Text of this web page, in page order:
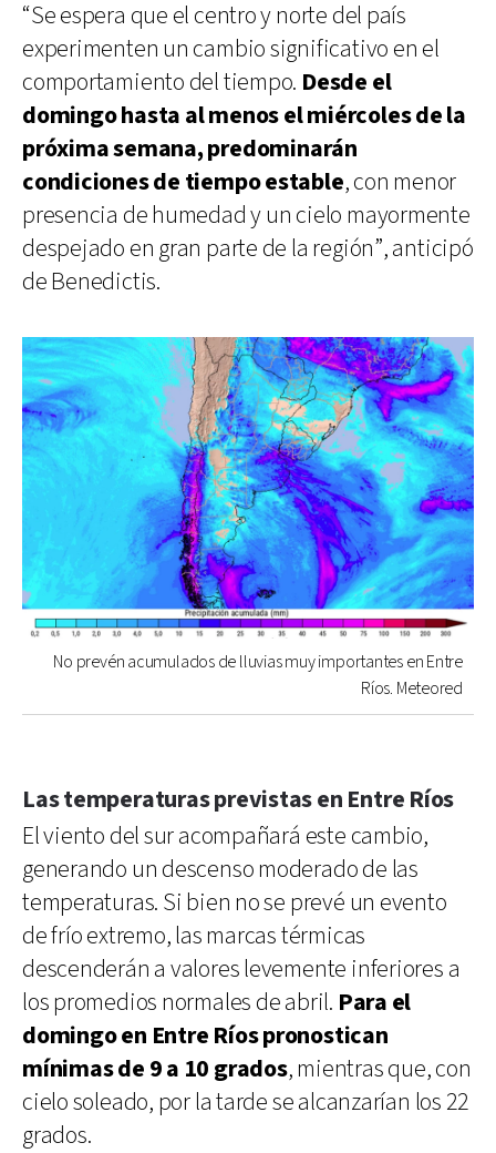
“Se espera que el centro y norte del país
experimenten un cambio significativo en el
comportamiento del tiempo. Desde el
domingo hasta al menos el miércoles de la
próxima semana, predominarán
condiciones de tiempo estable, con menor
presencia de humedad y un cielo mayormente
despejado en gran parte de la región”, anticipó
de Benedictis.
No prevén acumulados de lluvias muy importantes en Entre
Ríos. Meteored
Las temperaturas previstas en Entre Ríos
El viento del sur acompañará este cambio,
generando un descenso moderado de las
temperaturas. Si bien no se prevé un evento
de frío extremo, las marcas térmicas
descenderán a valores levemente inferiores a
los promedios normales de abril. Para el
domingo en Entre Ríos pronostican
mínimas de 9 a 10 grados, mientras que, con
cielo soleado, por la tarde se alcanzarían los 22
grados.